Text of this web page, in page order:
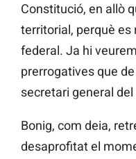
Constitució, en allò
territorial, perquè
federal. Ja hi
prerrogatives que
secretari general del
Bonig, com deia,
desaprofitat el